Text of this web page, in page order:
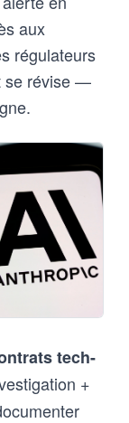
aux
régulateurs
se révise —
Rules. Then Break
tech-
+